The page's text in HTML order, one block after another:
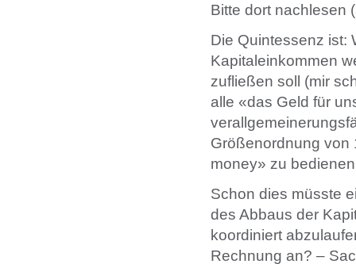
Bitte dort nachlesen
Die Quintessenz ist:
Kapitaleinkommen
zufließen soll (mir
alle «das Geld für
Größenordnung von
money» zu
Schon dies müsste
des Abbaus der
koordiniert
Rechnung an? –